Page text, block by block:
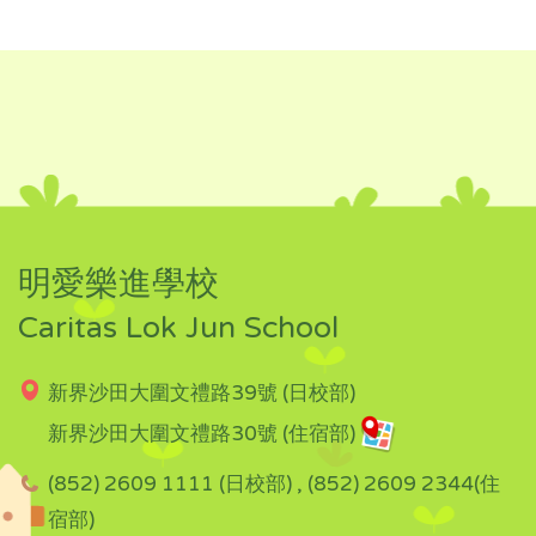
明愛樂進學校
Caritas Lok Jun School
新界沙田大圍文禮路39號 (日校部)
新界沙田大圍文禮路30號 (住宿部)
(852) 2609 1111 (日校部) , (852) 2609 2344(住
宿部)